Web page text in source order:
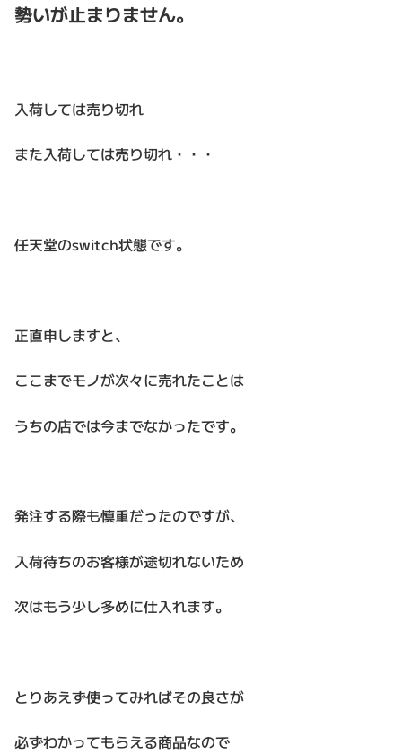
勢いが止まりません。
入荷しては売り切れ
また入荷しては売り切れ・・・
任天堂のswitch状態です。
正直申しますと、
ここまでモノが次々に売れたことは
うちの店では今までなかったです。
発注する際も慎重だったのですが、
入荷待ちのお客様が途切れないため
次はもう少し多めに仕入れます。
とりあえず使ってみればその良さが
必ずわかってもらえる商品なので